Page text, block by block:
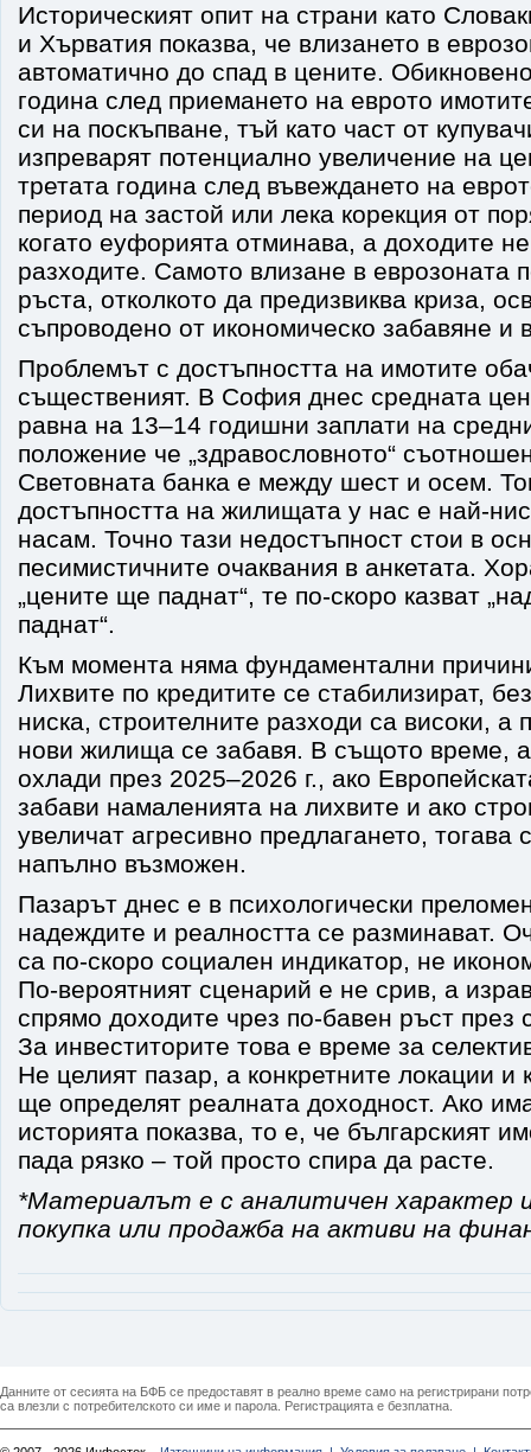
Историческият опит на страни като
и Хърватия показва, че влизането в
автоматично до спад в цените.
година след приемането на еврото
си на поскъпване, тъй като част от
изпреварят потенциално увеличение на
третата година след въвеждането на
период на застой или лека корекция от
когато еуфорията отминава, а доходите
разходите. Самото влизане в еврозоната
ръста, отколкото да предизвиква криза,
съпроводено от икономическо забавяне и
Проблемът с достъпността на имотите
същественият. В София днес средната
равна на 13–14 годишни заплати на
положение че „здравословното“
Световната банка е между шест и осем.
достъпността на жилищата у нас е най-
насам. Точно тази недостъпност стои в
песимистичните очаквания в анкетата.
„цените ще паднат“, те по-скоро казват
паднат“.
Към момента няма фундаментални
Лихвите по кредитите се стабилизират,
ниска, строителните разходи са високи, а
нови жилища се забавя. В същото време,
охлади през 2025–2026 г., ако
забави намаленията на лихвите и ако
увеличат агресивно предлагането, тогава
напълно възможен.
Пазарът днес е в психологически
надеждите и реалността се разминават.
са по-скоро социален индикатор, не
По-вероятният сценарий е не срив, а
спрямо доходите чрез по-бавен ръст през
За инвеститорите това е време за
Не целият пазар, а конкретните локации и
ще определят реалната доходност. Ако
историята показва, то е, че българският
пада рязко – той просто спира да расте.
*Материалът е с аналитичен характер
покупка или продажба на активи на
Данните от сесията на БФБ се предоставят в реално време само на регистрирани
са влезли с потребителското си име и парола. Регистрацията е безплатна.